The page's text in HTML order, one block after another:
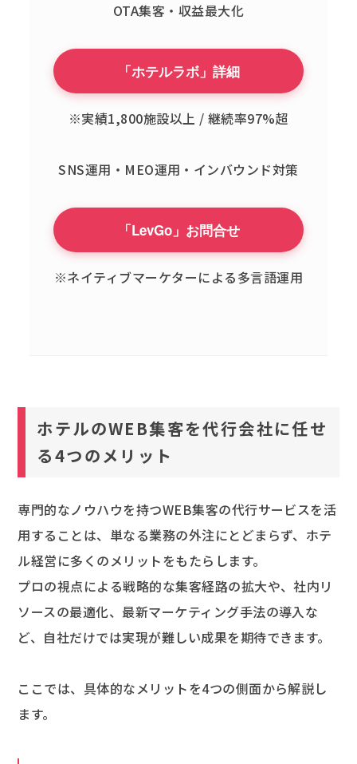
OTA集客・収益最大化
「ホテルラボ」詳細
※実績1,800施設以上 / 継続率97%超
SNS運用・MEO運用・インバウンド対策
「LevGo」お問合せ
※ネイティブマーケターによる多言語運用
ホテルのWEB集客を代行会社に任せ
る4つのメリット
専門的なノウハウを持つWEB集客の代行サービスを活
用することは、単なる業務の外注にとどまらず、ホテ
ル経営に多くのメリットをもたらします。
プロの視点による戦略的な集客経路の拡大や、社内リ
ソースの最適化、最新マーケティング手法の導入な
ど、自社だけでは実現が難しい成果を期待できます。
ここでは、具体的なメリットを4つの側面から解説し
ます。